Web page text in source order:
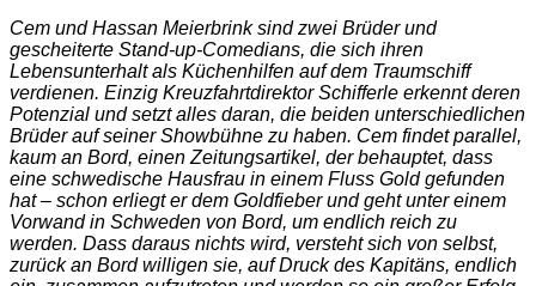
Cem und Hassan Meierbrink sind zwei Brüder und
gescheiterte Stand-up-Comedians, die sich ihren
Lebensunterhalt als Küchenhilfen auf dem Traumschiff
verdienen. Einzig Kreuzfahrtdirektor Schifferle erkennt deren
Potenzial und setzt alles daran, die beiden unterschiedlichen
Brüder auf seiner Showbühne zu haben. Cem findet parallel,
kaum an Bord, einen Zeitungsartikel, der behauptet, dass
eine schwedische Hausfrau in einem Fluss Gold gefunden
hat – schon erliegt er dem Goldfieber und geht unter einem
Vorwand in Schweden von Bord, um endlich reich zu
werden. Dass daraus nichts wird, versteht sich von selbst,
zurück an Bord willigen sie, auf Druck des Kapitäns, endlich